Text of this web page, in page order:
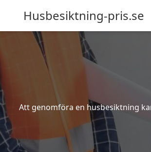
Husbesiktning-pris.se
Att genomföra en husbesiktning